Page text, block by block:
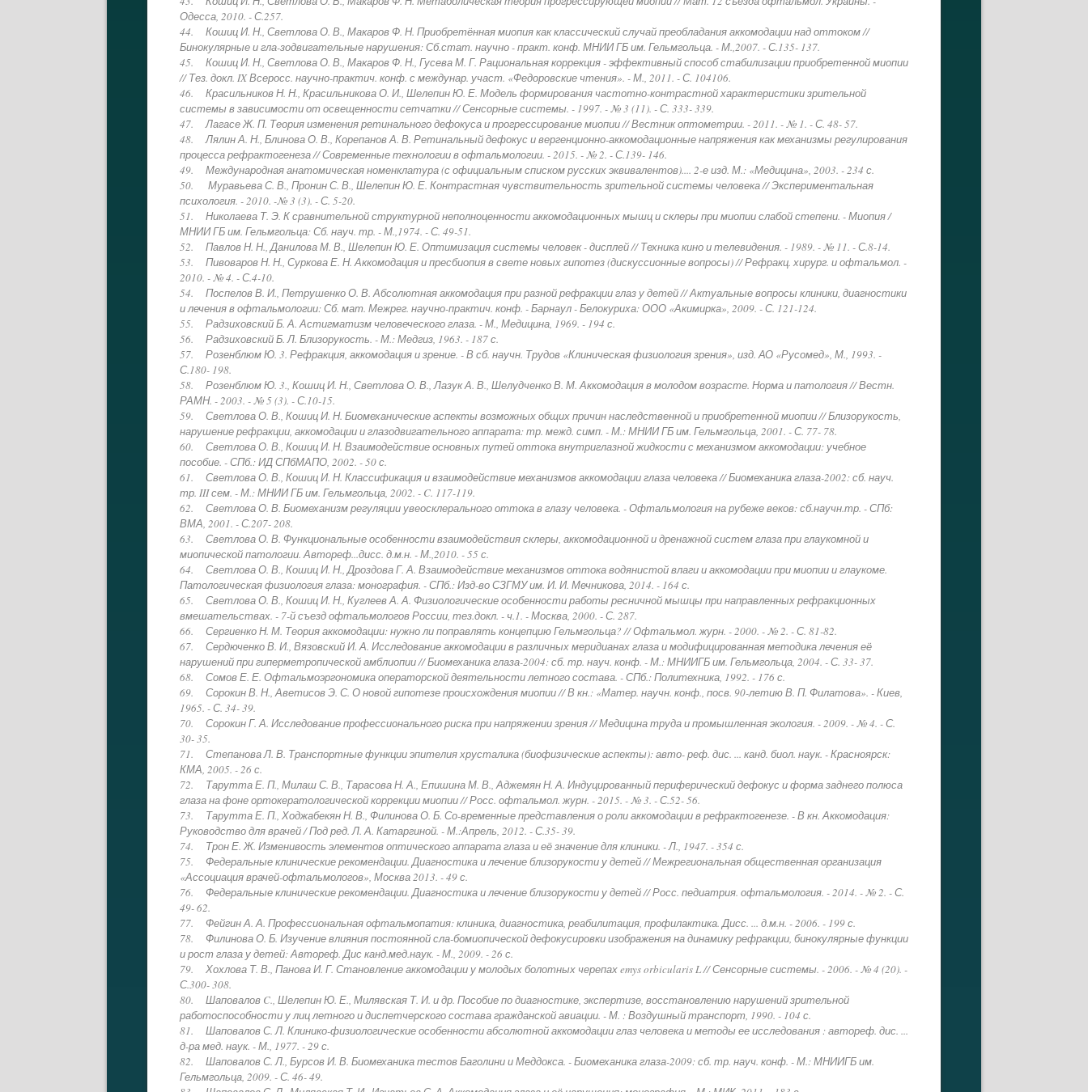
Одесса, 2010. - С.257.
44. Кошиц И. Н., Светлова О. В., Макаров Ф. Н. Приобретённая миопия как классический случай преобладания аккомодации над оттоком //
Бинокулярные и гла-зодвигательные нарушения: Сб.стат. научно - практ. конф. МНИИ ГБ им. Гельмгольца. - М.,2007. - С.135- 137.
45. Кошиц И. Н., Светлова О. В., Макаров Ф. Н., Гусева М. Г. Рациональная коррекция - эффективный способ стабилизации приобретенной миопии
// Тез. докл. IX Всеросс. научно-практич. конф. с междунар. участ. «Федоровские чтения». - М., 2011. - С. 104106.
46. Красильников Н. Н., Красильникова О. И., Шелепин Ю. Е. Модель формирования частотно-контрастной характеристики зрительной
системы в зависимости от освещенности сетчатки // Сенсорные системы. - 1997. - № 3 (11). - С. 333- 339.
47. Лагасе Ж. П. Теория изменения ретинального дефокуса и прогрессирование миопии // Вестник оптометрии. - 2011. - № 1. - С. 48- 57.
48. Лялин А. Н., Блинова О. В., Корепанов А. В. Ретинальный дефокус и вергенционно-аккомодационные напряжения как механизмы регулирования
процесса рефрактогенеза // Современные технологии в офтальмологии. - 2015. - № 2. - С.139- 146.
49. Международная анатомическая номенклатура (с официальным списком русских эквивалентов).... 2-е изд. М.: «Медицина», 2003. - 234 с.
50. Муравьева С. В., Пронин С. В., Шелепин Ю. Е. Контрастная чувствительность зрительной системы человека // Экспериментальная
психология. - 2010. -№ 3 (3). - С. 5-20.
51. Николаева Т. Э. К сравнительной структурной неполноценности аккомодационных мышц и склеры при миопии слабой степени. - Миопия /
МНИИ ГБ им. Гельмгольца: Сб. науч. тр. - М.,1974. - С. 49-51.
52. Павлов Н. Н., Данилова М. В., Шелепин Ю. Е. Оптимизация системы человек - дисплей // Техника кино и телевидения. - 1989. - № 11. - С.8-14.
53. Пивоваров Н. Н., Суркова Е. Н. Аккомодация и пресбиопия в свете новых гипотез (дискуссионные вопросы) // Рефракц. хирург. и офтальмол. -
2010. - № 4. - С.4-10.
54. Поспелов В. И., Петрушенко О. В. Абсолютная аккомодация при разной рефракции глаз у детей // Актуальные вопросы клиники, диагностики
и лечения в офтальмологии: Сб. мат. Межрег. научно-практич. конф. - Барнаул - Белокуриха: ООО «Акимирка», 2009. - С. 121-124.
55. Радзиховский Б. А. Астигматизм человеческого глаза. - М., Медицина, 1969. - 194 с.
56. Радзиховский Б. Л. Близорукость. - М.: Медгиз, 1963. - 187 с.
57. Розенблюм Ю. 3. Рефракция, аккомодация и зрение. - В сб. научн. Трудов «Клиническая физиология зрения», изд. АО «Русомед», М., 1993. -
С.180- 198.
58. Розенблюм Ю. 3., Кошиц И. Н., Светлова О. В., Лазук А. В., Шелудченко В. М. Аккомодация в молодом возрасте. Норма и патология // Вестн.
РАМН. - 2003. - № 5 (3). - С.10-15.
59. Светлова О. В., Кошиц И. Н. Биомеханические аспекты возможных общих причин наследственной и приобретенной миопии // Близорукость,
нарушение рефракции, аккомодации и глазодвигательного аппарата: тр. межд. симп. - М.: МНИИ ГБ им. Гельмгольца, 2001. - С. 77- 78.
60. Светлова О. В., Кошиц И. Н. Взаимодействие основных путей оттока внутриглазной жидкости с механизмом аккомодации: учебное
пособие. - СПб.: ИД СПбМАПО, 2002. - 50 с.
61. Светлова О. В., Кошиц И. Н. Классификация и взаимодействие механизмов аккомодации глаза человека // Биомеханика глаза-2002: сб. науч.
тр. III сем. - М.: МНИИ ГБ им. Гельмгольца, 2002. - C. 117-119.
62. Светлова О. В. Биомеханизм регуляции увеосклерального оттока в глазу человека. - Офтальмология на рубеже веков: сб.научн.тр. - СПб:
ВМА, 2001. - С.207- 208.
63. Светлова О. В. Функциональные особенности взаимодействия склеры, аккомодационной и дренажной систем глаза при глаукомной и
миопической патологии. Автореф...дисс. д.м.н. - М.,2010. - 55 с.
64. Светлова О. В., Кошиц И. Н., Дроздова Г. А. Взаимодействие механизмов оттока водянистой влаги и аккомодации при миопии и глаукоме.
Патологическая физиология глаза: монография. - СПб.: Изд-во СЗГМУ им. И. И. Мечникова, 2014. - 164 с.
65. Светлова О. В., Кошиц И. Н., Куглеев А. А. Физиологические особенности работы ресничной мышцы при направленных рефракционных
вмешательствах. - 7-й съезд офтальмологов России, тез.докл. - ч.1. - Москва, 2000. - С. 287.
66. Сергиенко Н. М. Теория аккомодации: нужно ли поправлять концепцию Гельмгольца? // Офтальмол. журн. - 2000. - № 2. - С. 81-82.
67. Сердюченко В. И., Вязовский И. А. Исследование аккомодации в различных меридианах глаза и модифицированная методика лечения её
нарушений при гиперметропической амблиопии // Биомеханика глаза-2004: сб. тр. науч. конф. - М.: МНИИГБ им. Гельмгольца, 2004. - С. 33- 37.
68. Сомов Е. Е. Офтальмоэргономика операторской деятельности летного состава. - СПб.: Политехника, 1992. - 176 с.
69. Сорокин В. Н., Аветисов Э. С. О новой гипотезе происхождения миопии // В кн.: «Матер. научн. конф., посв. 90-летию В. П. Филатова». - Киев,
1965. - С. 34- 39.
70. Сорокин Г. А. Исследование профессионального риска при напряжении зрения // Медицина труда и промышленная экология. - 2009. - № 4. - С.
30- 35.
71. Степанова Л. В. Транспортные функции эпителия хрусталика (биофизические аспекты): авто- реф. дис. ... канд. биол. наук. - Красноярск:
КМА, 2005. - 26 с.
72. Тарутта Е. П., Милаш С. В., Тарасова Н. А., Епишина М. В., Аджемян Н. А. Индуцированный периферический дефокус и форма заднего полюса
глаза на фоне ортокератологической коррекции миопии // Росс. офтальмол. журн. - 2015. - № 3. - С.52- 56.
73. Тарутта Е. П., Ходжабекян Н. В., Филинова О. Б. Со-временные представления о роли аккомодации в рефрактогенезе. - В кн. Аккомодация:
Руководство для врачей / Под ред. Л. А. Катаргиной. - М.:Апрель, 2012. - С.35- 39.
74. Трон Е. Ж. Изменивость элементов оптического аппарата глаза и её значение для клиники. - Л., 1947. - 354 с.
75. Федеральные клинические рекомендации. Диагностика и лечение близорукости у детей // Межрегиональная общественная организация
«Ассоциация врачей-офтальмологов», Москва 2013. - 49 с.
76. Федеральные клинические рекомендации. Диагностика и лечение близорукости у детей // Росс. педиатрия. офтальмология. - 2014. - № 2. - С.
49- 62.
77. Фейгин А. А. Профессиональная офтальмопатия: клиника, диагностика, реабилитация, профилактика. Дисс. ... д.м.н. - 2006. - 199 с.
78. Филинова О. Б. Изучение влияния постоянной сла-бомиопической дефокусировки изображения на динамику рефракции, бинокулярные функции
и рост глаза у детей: Автореф. Дис канд.мед.наук. - М., 2009. - 26 с.
79. Хохлова Т. В., Панова И. Г. Становление аккомодации у молодых болотных черепах emys orbicularis L // Сенсорные системы. - 2006. - № 4 (20). -
С.300- 308.
80. Шаповалов C., Шелепин Ю. Е., Милявская Т. И. и др. Пособие по диагностике, экспертизе, восстановлению нарушений зрительной
работоспособности у лиц летного и диспетчерского состава гражданской авиации. - М. : Воздушный транспорт, 1990. - 104 с.
81. Шаповалов С. Л. Клинико-физиологические особенности абсолютной аккомодации глаз человека и методы ее исследования : автореф. дис. ...
д-ра мед. наук. - М., 1977. - 29 с.
82. Шаповалов С. Л., Бурсов И. В. Биомеханика тестов Баголини и Меддокса. - Биомеханика глаза-2009: сб. тр. науч. конф. - М.: МНИИГБ им.
Гельмгольца, 2009. - С. 46- 49.